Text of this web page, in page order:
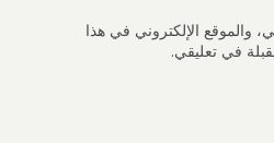
والموقع الإلكتروني في هذا
في تعليقي.